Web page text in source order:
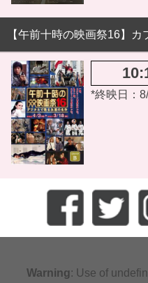
【午前十時の映画祭16】カ
*終映日：
Warning: Use of